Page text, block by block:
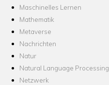
Maschinelles Lernen
Mathematik
Metaverse
Nachrichten
Natur
Natural Language Processing
Netzwerk